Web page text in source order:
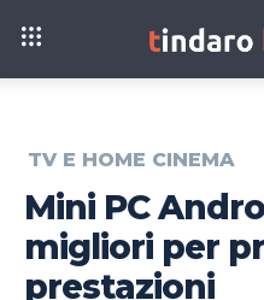
TV E HOME CINEMA
Mini PC
migliori per
prestazioni